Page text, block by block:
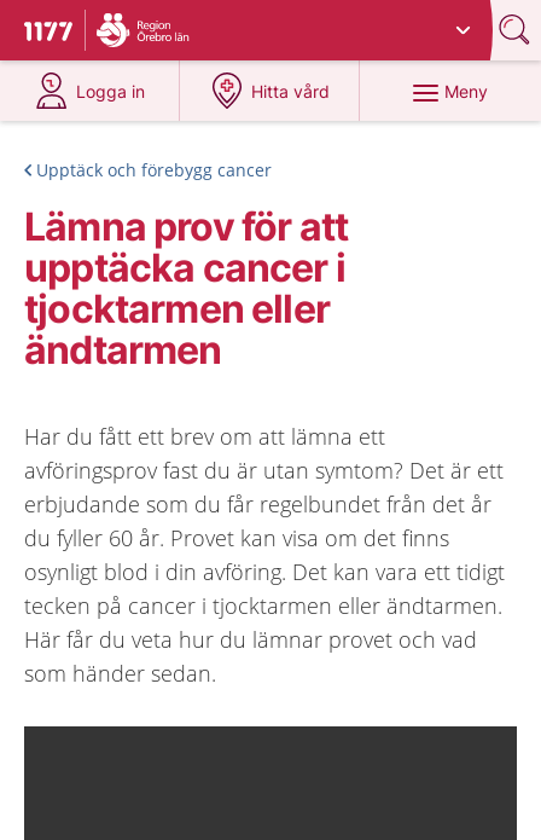
Till startsidan för 1177
Du har valt region
Logga in
på 1177.se
Hitta vård
på 1177.se
Meny
Upptäck och förebygg cancer
Lämna prov för att
upptäcka cancer i
tjocktarmen eller
ändtarmen
Har du fått ett brev om att lämna ett
avföringsprov fast du är utan symtom? Det är ett
erbjudande som du får regelbundet från det år
du fyller 60 år. Provet kan visa om det finns
osynligt blod i din avföring. Det kan vara ett tidigt
tecken på cancer i tjocktarmen eller ändtarmen.
Här får du veta hur du lämnar provet och vad
som händer sedan.